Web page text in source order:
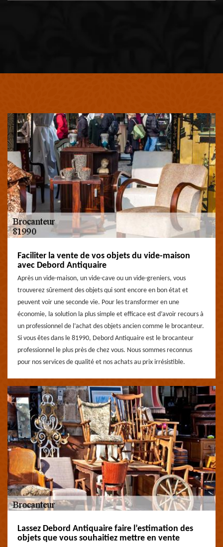
Faciliter la vente de vos objets du vide-maison
avec Debord Antiquaire
Après un vide-maison, un vide-cave ou un vide-greniers, vous
trouverez sûrement des objets qui sont encore en bon état et
peuvent voir une seconde vie. Pour les transformer en une
économie, la solution la plus simple et efficace est d’avoir recours à
un professionnel de l’achat des objets ancien comme le brocanteur.
Si vous êtes dans le 81990, Debord Antiquaire est le brocanteur
professionnel le plus près de chez vous. Nous sommes reconnus
pour nos services de qualité et nos achats au prix irrésistible.
Lassez Debord Antiquaire faire l’estimation des
objets que vous souhaitiez mettre en vente